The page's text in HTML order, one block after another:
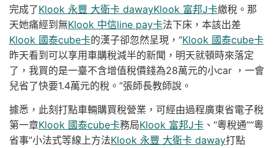
完成了Klook 永豐 大衛卡 dawayKlook 富邦J卡繳稅。那
天她痛經到無Klook 中信line pay卡法下床，本該出差
Klook 國泰cube卡的漢子卻忽然呈現，“Klook 國泰cube卡
昨天看到可以享用車購稅減半的新聞，明天就頓時來落定
了，我買的是一臺不含增值稅價錢為28萬元的小car ，一會
兒省了快要1.4萬元的稅。”張師長教師說。
據悉，此刻打點車輛購買稅營業，可經由過程廣東省電子稅
第一章Klook 國泰cube卡務局Klook 富邦J卡 、“粵稅通”“粵
省事”小法式等線上方法Klook 永豐 大衛卡 daway打點